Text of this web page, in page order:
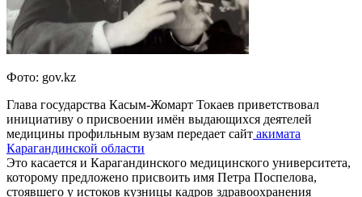
Фото: gov.kz
Глава государства Касым-Жомарт Токаев приветствовал
инициативу о присвоении имён выдающихся деятелей
медицины профильным вузам передает сайт акимата
Карагандинской области
Это касается и Карагандинского медицинского университета,
которому предложено присвоить имя Петра Поспелова,
стоявшего у истоков кузницы кадров здравоохранения